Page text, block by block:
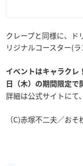
クレープと同様に、ド
リジナルコースター(ラ
イベントはキャラクレ
日（木）の期間限定で
詳細は公式サイトにて
（C)赤塚不二夫／お